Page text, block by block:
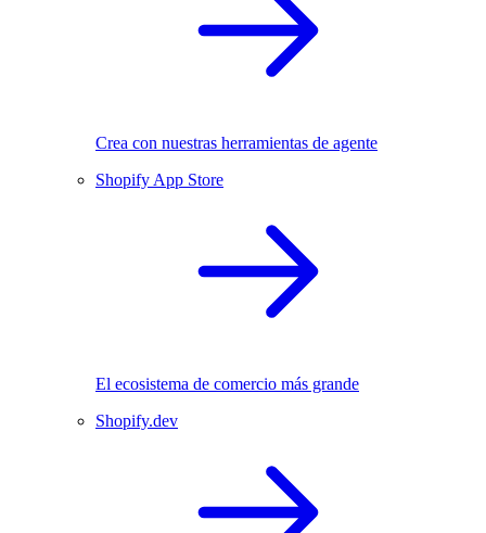
Crea con nuestras herramientas de agente
Shopify App Store
El ecosistema de comercio más grande
Shopify.dev